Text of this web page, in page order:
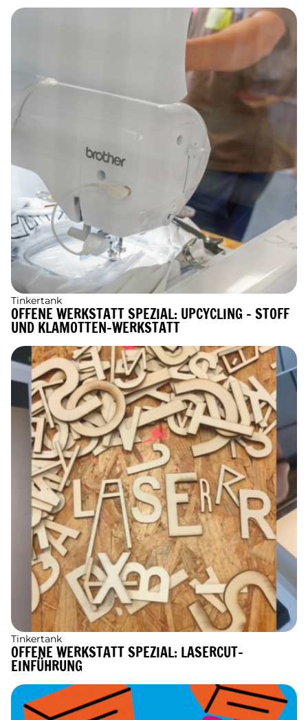
Tinkertank
OFFENE WERKSTATT SPEZIAL: UPCYCLING - STOFF
UND KLAMOTTEN-WERKSTATT
Tinkertank
OFFENE WERKSTATT SPEZIAL: LASERCUT-
EINFÜHRUNG